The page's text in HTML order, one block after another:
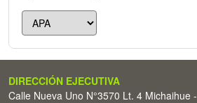
DIRECCIÓN EJECUTIVA
Calle Nueva Uno N°3570 Lt. 4 Michaihue -